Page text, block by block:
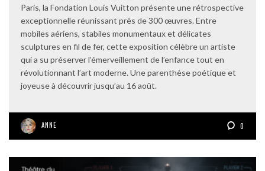
Paris, la Fondation Louis Vuitton présente une rétrospective
exceptionnelle réunissant près de 300 œuvres. Entre
mobiles aériens, stabiles monumentaux et délicates
sculptures en fil de fer, cette exposition célèbre un artiste
qui a su préserver l’émerveillement de l’enfance tout en
révolutionnant l’art moderne. Une parenthèse poétique et
joyeuse à découvrir jusqu’au 16 août.
ANNE 0